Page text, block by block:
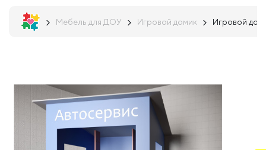
Мебель для ДОУ Игровой домик Игровой